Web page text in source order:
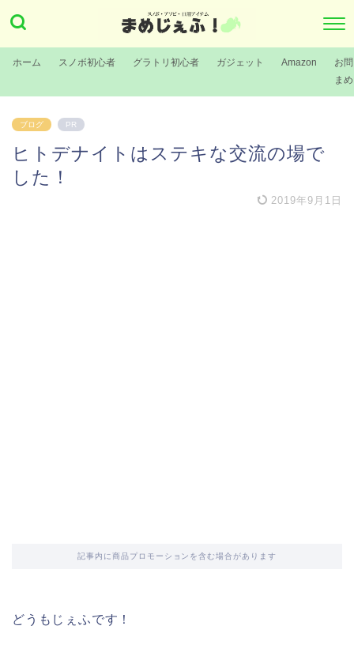
ホーム スノボ初心者 グラトリ初心者 ガジェット Amazon
お
ま
ブログ PR
ヒトデナイトはステキな交流の場で
した！
2019年9月1日
記事内に商品プロモーションを含む場合があります
どうもじぇふです！